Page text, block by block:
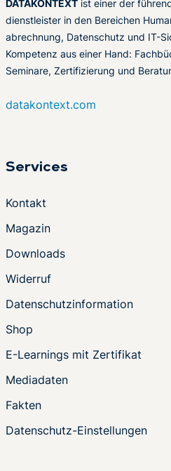
DATAKONTEXT ist einer der
dienstleister in den Bereichen
abrechnung, Datenschutz und IT-
Kompetenz aus einer Hand:
Seminare, Zertifizierung und
datakontext.com
Services
Kontakt
Magazin
Downloads
Widerruf
Datenschutzinformation
Shop
E-Learnings mit Zertifikat
Mediadaten
Fakten
Datenschutz-Einstellungen